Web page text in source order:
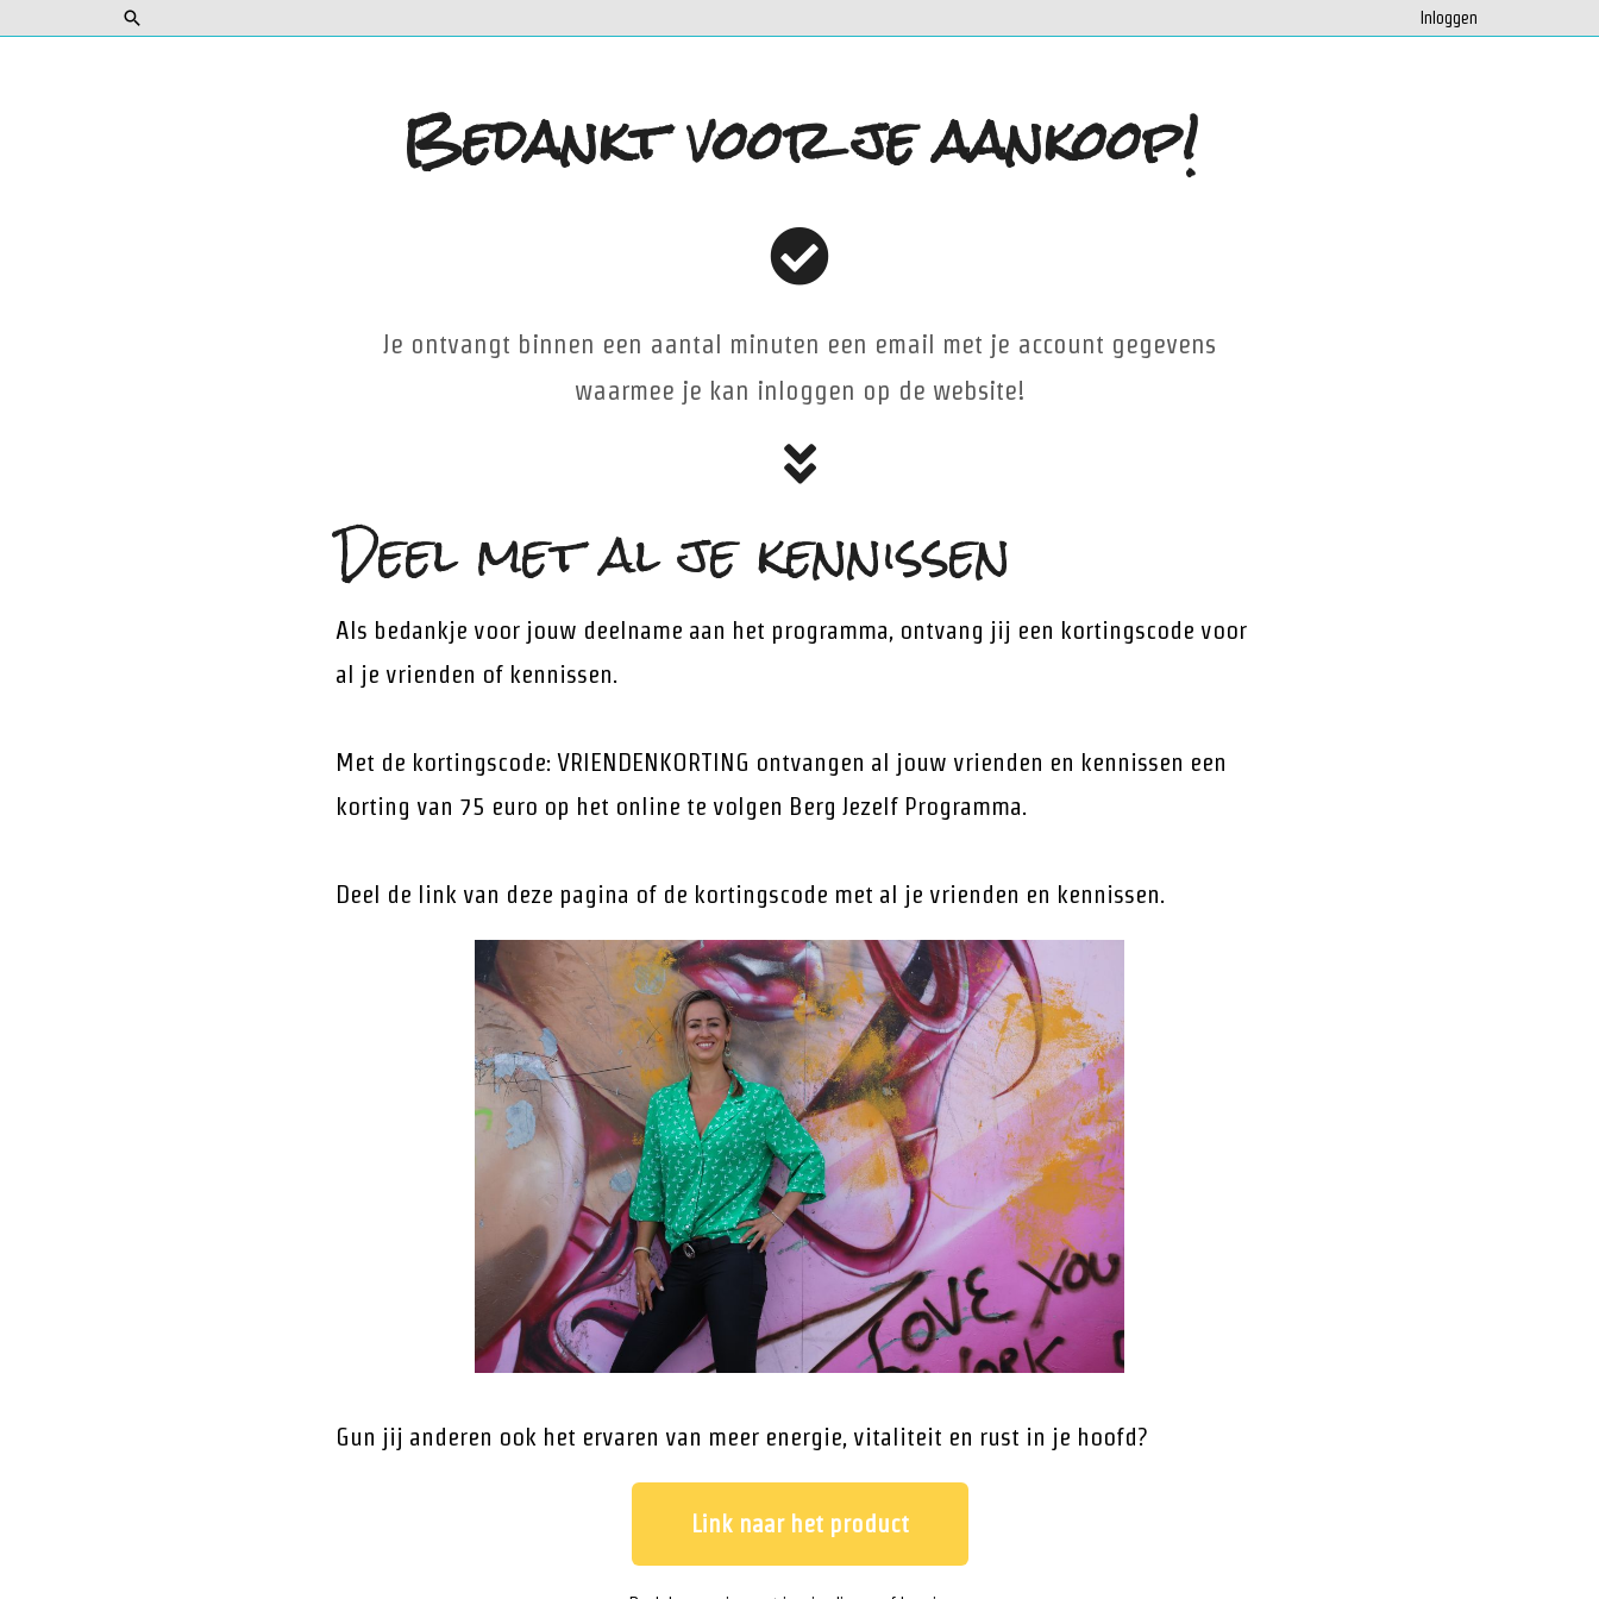
Inloggen
Bedankt voor je aankoop!
Je ontvangt binnen een aantal minuten een email met je account gegevens
waarmee je kan inloggen op de website!
Deel met al je kennissen
Als bedankje voor jouw deelname aan het programma, ontvang jij een kortingscode voor
al je vrienden of kennissen.
Met de kortingscode: VRIENDENKORTING ontvangen al jouw vrienden en kennissen een
korting van 75 euro op het online te volgen Berg Jezelf Programma.
Deel de link van deze pagina of de kortingscode met al je vrienden en kennissen.
Gun jij anderen ook het ervaren van meer energie, vitaliteit en rust in je hoofd?
Link naar het product